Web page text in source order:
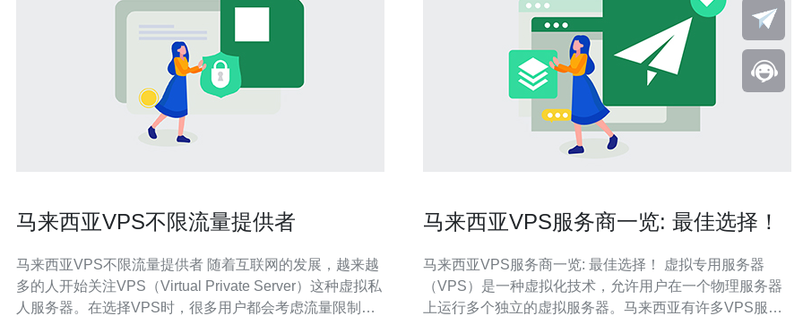
马来西亚VPS不限流量提供者
马来西亚VPS不限流量提供者 随着互联网的发展，越来越
多的人开始关注VPS（Virtual Private Server）这种虚拟私
人服务器。在选择VPS时，很多用户都会考虑流量限制的
马来西亚VPS服务商一览: 最佳选择！
马来西亚VPS服务商一览: 最佳选择！ 虚拟专用服务器
（VPS）是一种虚拟化技术，允许用户在一个物理服务器
上运行多个独立的虚拟服务器。马来西亚有许多VPS服务